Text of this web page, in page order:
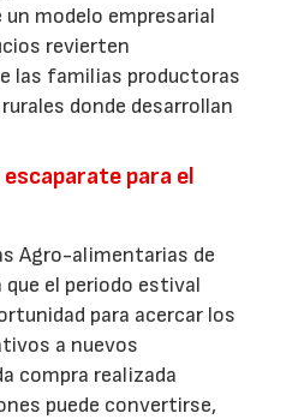
modelo empresarial
revierten
las familias productoras
donde desarrollan
para el
Agro-alimentarias de
que el periodo estival
para acercar los
a nuevos
compra realizada
puede convertirse,